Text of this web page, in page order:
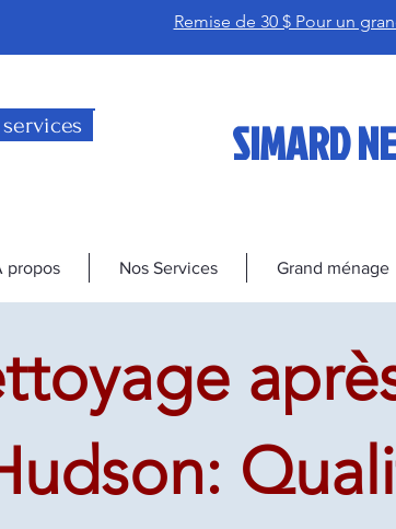
Remise de 30 $ Pour un
SIMARD
propos Nos Services Grand ménage